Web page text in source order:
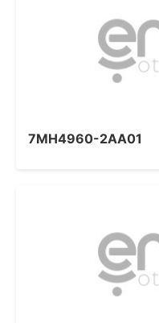
7MH4960-2AA01